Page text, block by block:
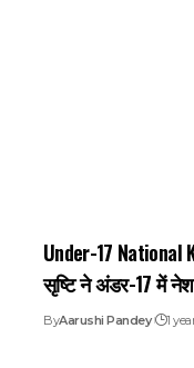
Under-17 National
सृष्टि ने अंडर-17 में
ByAarushi Pandey 1